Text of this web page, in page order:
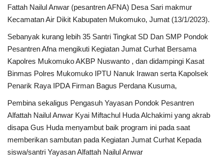
Informasi Journalism
Olahraga
Kesehatan
Layanan Publik
Perempuan/Anak
Fattah Nailul Anwar (pesantren AFNA) Desa Sari makmur
Kecamatan Air Dikit Kabupaten Mukomuko, Jumat (13/1/2023).
Sebanyak kurang lebih 35 Santri Tingkat SD Dan SMP Pondok
Pesantren Afna mengikuti Kegiatan Jumat Curhat Bersama
Kapolres Mukomuko AKBP Nuswanto , dan didampingi Kasat
Binmas Polres Mukomuko IPTU Nanuk Irawan serta Kapolsek
Penarik Raya IPDA Firman Bagus Perdana Kusuma,
Pembina sekaligus Pengasuh Yayasan Pondok Pesantren
Alfattah Nailul Anwar Kyai Miftachul Huda Alchakimi yang akrab
disapa Gus Huda menyambut baik program ini pada saat
memberikan sambutan pada Kegiatan Jumat Curhat Kepada
siswa/santri Yayasan Alfattah Nailul Anwar